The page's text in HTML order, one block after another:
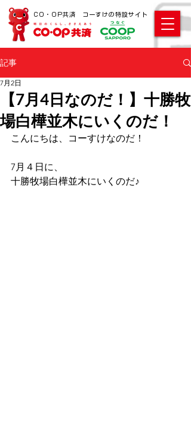
CO・OP共済 コーすけの特設サイト
記事
【7月4日なのだ！】十勝牧
場白樺並木にいくのだ！
7月2日
こんにちは、コーすけなのだ！
7月４日に、
十勝牧場白樺並木にいくのだ♪